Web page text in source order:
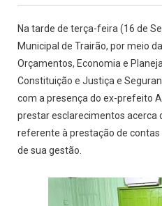
Na tarde de terça-feira (16 de
Municipal de Trairão, por meio
Orçamentos, Economia e
Constituição e Justiça e
com a presença do ex-prefeito
prestar esclarecimentos acerca
referente à prestação de contas
de sua gestão.